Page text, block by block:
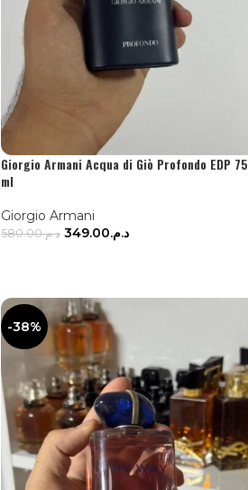
Giorgio Armani Acqua di Giò Profondo EDP 75
ml
Giorgio Armani
د.م.580.00 د.م.349.00
-38%